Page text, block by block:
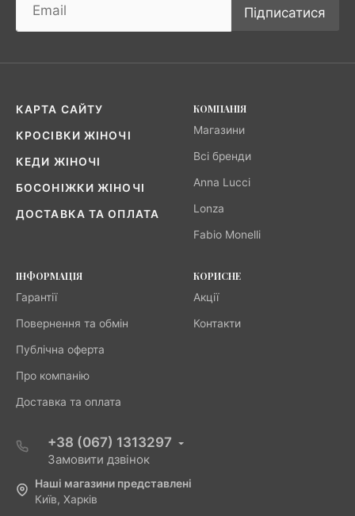
Підписатися
КАРТА САЙТУ
КРОСІВКИ ЖІНОЧІ
КЕДИ ЖІНОЧІ
БОСОНІЖКИ ЖІНОЧІ
ДОСТАВКА ТА ОПЛАТА
КОМПАНІЯ
Магазини
Всі бренди
Anna Lucci
Lonza
Fabio Monelli
ІНФОРМАЦІЯ
Гарантії
Повернення та обмін
Публічна оферта
Про компанію
Доставка та оплата
КОРИСНЕ
Акції
Контакти
+38 (067) 1313297
Замовити дзвінок
Наші магазини представлені
Київ, Харків